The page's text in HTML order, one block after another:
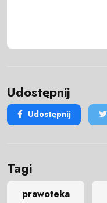
Udostępnij
Udostępnij
Tagi
prawoteka